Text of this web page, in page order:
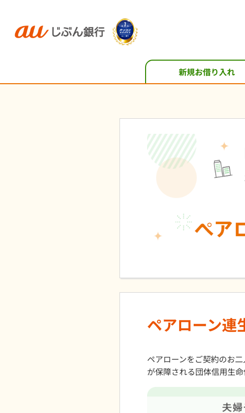
新規お借り入れ
ペアローン連
ペアローンをご契約のお
が保障される団体信用生命